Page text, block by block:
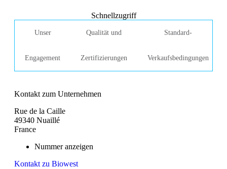
Schnellzugriff
Unser
Engagement
Qualität und
Zertifizierungen
Standard-
Verkaufsbedingungen
Kontakt zum Unternehmen
Rue de la Caille
49340 Nuaillé
France
Nummer anzeigen
Kontakt zu Biowest